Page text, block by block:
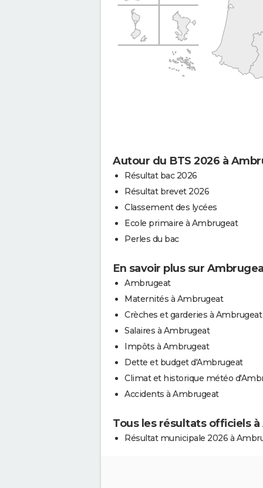
Autour du BTS 2026 à
Résultat bac 2026
Résultat brevet 2026
Classement des lycées
Ecole primaire à Ambrugeat
Perles du bac
En savoir plus sur
Ambrugeat
Maternités à Ambrugeat
Crèches et garderies à Ambrugeat
Salaires à Ambrugeat
Impôts à Ambrugeat
Dette et budget d'Ambrugeat
Climat et historique météo
Accidents à Ambrugeat
Tous les résultats officiels
Résultat municipale 2026 à